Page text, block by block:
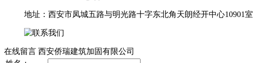
地址：西安市凤城五路与明光路十字东北角天朗经开中心10901室
在线留言 西安侨瑞建筑加固有限公司